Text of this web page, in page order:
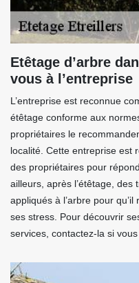
Etêtage d’arbre
vous à l’entreprise
L’entreprise est reconnue
étêtage conforme aux
propriétaires le
localité. Cette entreprise est
des propriétaires pour
ailleurs, après l’étêtage, des
appliqués à l’arbre pour
ses stress. Pour découvrir
services, contactez-la si